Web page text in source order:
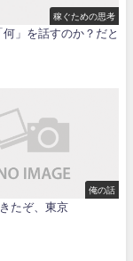
稼ぐための思考
」を話すのか？だと
俺の話
たぞ、東京